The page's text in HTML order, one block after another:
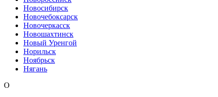
Новосибирск
Новочебоксарск
Новочеркасск
Новошахтинск
Новый Уренгой
Норильск
Ноябрьск
Нягань
О